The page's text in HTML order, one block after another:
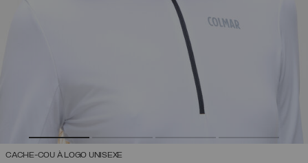
CACHE-COU À LOGO UNISEXE